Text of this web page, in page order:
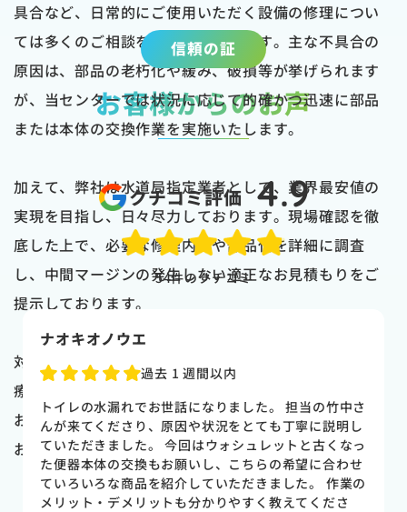
具合など、日常的にご使用いただく設備の修理につい
ては多くのご相談を頂戴しております。主な不具合の
原因は、部品の老朽化や緩み、破損等が挙げられます
が、当センターでは状況に応じて的確かつ迅速に部品
または本体の交換作業を実施いたします。
加えて、弊社は水道局指定業者として、業界最安値の
実現を目指し、日々尽力しております。現場確認を徹
底した上で、必要な修理内容や部品代を詳細に調査
し、中間マージンの発生しない適正なお見積もりをご
提示しております。
対応範囲は個人住宅のみならず、法人・オフィス・医
療機関・飲食店舗・工場等、多様なお客様のご要望に
お応えしております。長泉町エリアにて水道に関して
お困りの際は、どうぞお気軽にご相談くださいませ。
信頼の証
お客様からのお声
クチコミ評価 4.9
54件のクチコミ
naoki higasi
1 か月前
トイレの水漏れがあり来ていただきました。水漏れ箇
所もすぐに判明しました。10数年使用していた一体型
のトイレだった為使いやすさ等しっかりと説明してい
ただき交換する事になりました。正直痛い出費でした
が発見が早かったので壁や床の工事を考えるとまだ費
用は抑えれました。今回担当して頂いた竹中さんは人